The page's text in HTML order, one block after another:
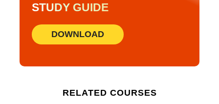
STUDY GUIDE
DOWNLOAD
RELATED COURSES